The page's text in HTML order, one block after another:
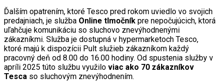
Ďalším opatrením, ktoré Tesco pred rokom uviedlo vo svojich
predajniach, je služba Online tlmočník pre nepočujúcich, ktorá
uľahčuje komunikáciu so sluchovo znevýhodnenými
zákazníkmi. Služba je dostupná v hypermarketoch Tesco,
ktoré majú k dispozícii Pult služieb zákazníkom každý
pracovný deň od 8.00 do 16.00 hodiny. Od spustenia služby v
apríli 2025 túto službu využilo viac ako 70 zákazníkov
Tesca so sluchovým znevýhodnením.